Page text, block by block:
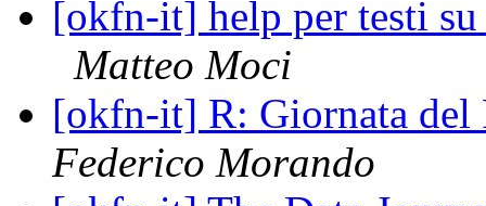
[okfn-it] help per testi
Matteo Moci
[okfn-it] R: Giornata
Federico Morando